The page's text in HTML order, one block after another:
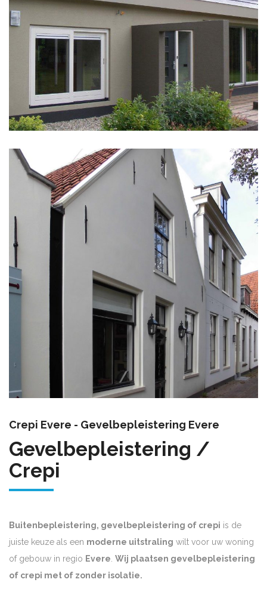
Crepi Evere - Gevelbepleistering Evere
Gevelbepleistering /
Crepi
Buitenbepleistering, gevelbepleistering of crepi is de
juiste keuze als een moderne uitstraling wilt voor uw woning
of gebouw in regio Evere. Wij plaatsen gevelbepleistering
of crepi met of zonder isolatie.